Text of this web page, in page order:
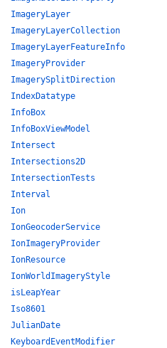
ImageryLayer
ImageryLayerCollection
ImageryLayerFeatureInfo
ImageryProvider
ImagerySplitDirection
IndexDatatype
InfoBox
InfoBoxViewModel
Intersect
Intersections2D
IntersectionTests
Interval
Ion
IonGeocoderService
IonImageryProvider
IonResource
IonWorldImageryStyle
isLeapYear
Iso8601
JulianDate
KeyboardEventModifier